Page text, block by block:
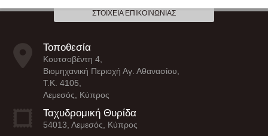
ΣΤΟΙΧΕΊΑ ΕΠΙΚΟΙΝΩΝΊΑΣ
Τοποθεσία
Κουτσοβέντη 4,
Βιομηχανική Περιοχή Αγ. Αθανασίου,
Τ.Κ. 4105,
Λεμεσός, Κύπρος
Ταχυδρομική Θυρίδα
54013, Λεμεσός, Κύπρος